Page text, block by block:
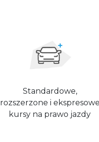
Standardowe,
rozszerzone i ekspresowe
kursy na prawo jazdy